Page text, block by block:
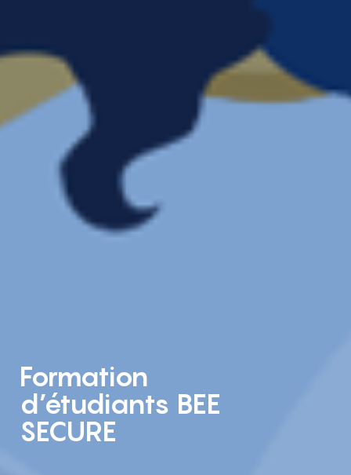
Formation
d’étudiants BEE
SECURE